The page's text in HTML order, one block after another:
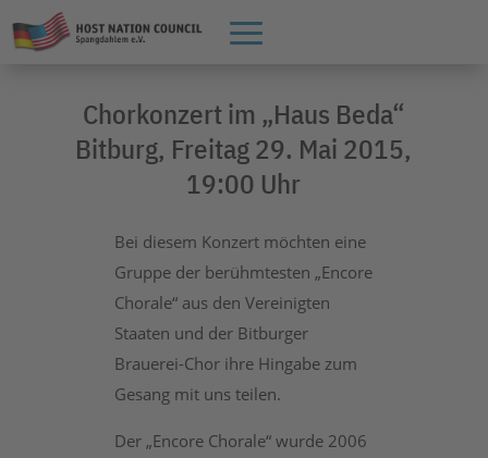
Chorkonzert im „Haus Beda“
Bitburg, Freitag 29. Mai 2015,
19:00 Uhr
Bei diesem Konzert möchten eine
Gruppe der berühmtesten „Encore
Chorale“ aus den Vereinigten
Staaten und der Bitburger
Brauerei-Chor ihre Hingabe zum
Gesang mit uns teilen.
Der „Encore Chorale“ wurde 2006